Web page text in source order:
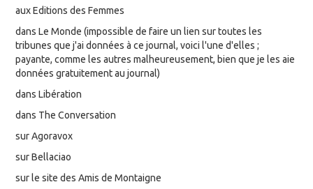
aux Editions des Femmes
dans Le Monde (impossible de faire un lien sur toutes les
tribunes que j'ai données à ce journal, voici l'une d'elles ;
payante, comme les autres malheureusement, bien que je les aie
données gratuitement au journal)
dans Libération
dans The Conversation
sur Agoravox
sur Bellaciao
sur le site des Amis de Montaigne